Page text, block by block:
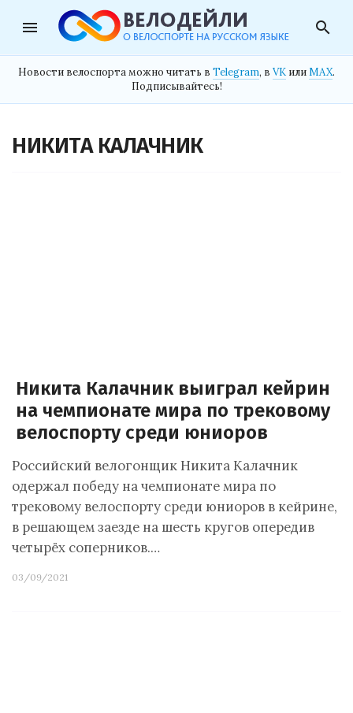
menu search
Новости велоспорта можно читать в Telegram, в VK илиMAX.
Подписывайтесь!
НИКИТА КАЛАЧНИК
Никита Калачник выиграл кейрин
на чемпионате мира по трековому
велоспорту среди юниоров
Российский велогонщик Никита Калачник
одержал победу на чемпионате мира по
трековому велоспорту среди юниоров в кейрине,
в решающем заезде на шесть кругов опередив
четырёх соперников.…
03/09/2021